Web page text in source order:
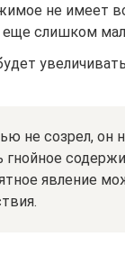
не имеет
еще слишком
не созрел, он
явление